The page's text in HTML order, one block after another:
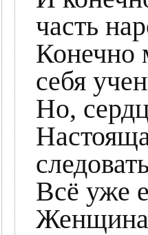
часть
Конечно
себя
Но,
Всё уже